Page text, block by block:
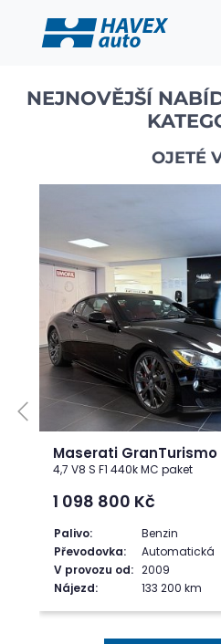
NEJNOVĚJŠÍ
OJETÉ
Maserati GranTurismo
4,7 V8 S F1 440k MC paket
1 098 800 Kč
Palivo:
Benzin
Převodovka:
Automatická
V provozu od: 2009
Nájezd:
133 200 km